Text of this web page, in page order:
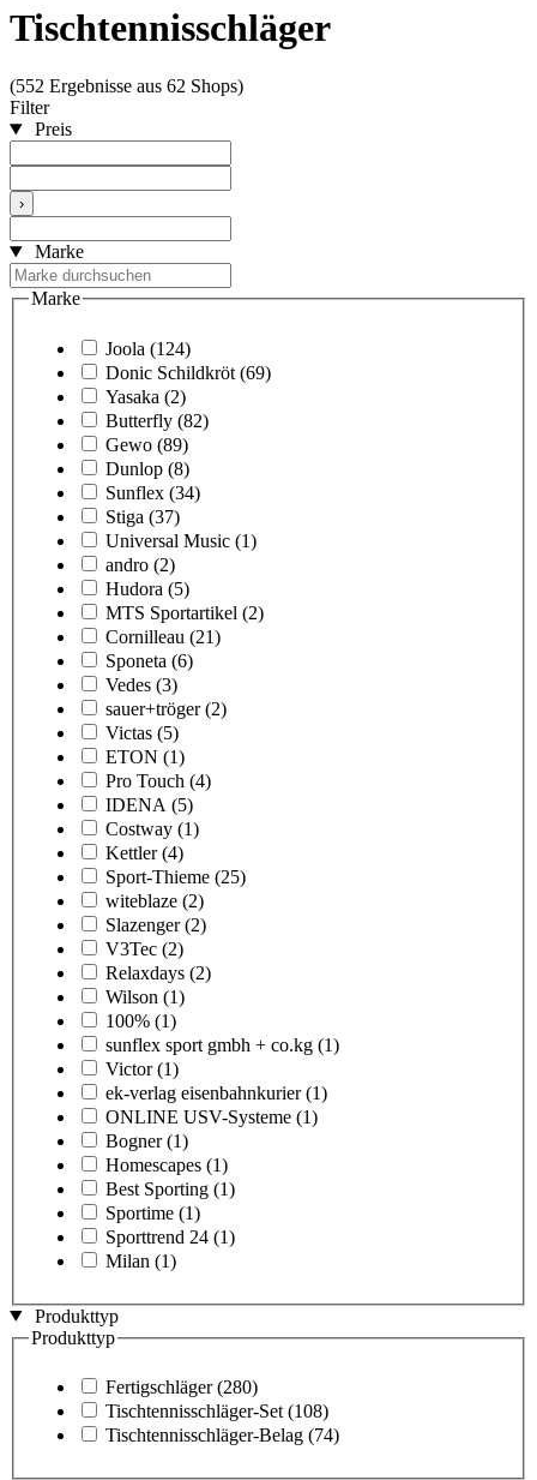
Tischtennisschläger
(552 Ergebnisse aus 62 Shops)
Filter
Preis
›
Marke
Marke
Joola (124)
Donic Schildkröt (69)
Yasaka (2)
Butterfly (82)
Gewo (89)
Dunlop (8)
Sunflex (34)
Stiga (37)
Universal Music (1)
andro (2)
Hudora (5)
MTS Sportartikel (2)
Cornilleau (21)
Sponeta (6)
Vedes (3)
sauer+tröger (2)
Victas (5)
ETON (1)
Pro Touch (4)
IDENA (5)
Costway (1)
Kettler (4)
Sport-Thieme (25)
witeblaze (2)
Slazenger (2)
V3Tec (2)
Relaxdays (2)
Wilson (1)
100% (1)
sunflex sport gmbh + co.kg (1)
Victor (1)
ek-verlag eisenbahnkurier (1)
ONLINE USV-Systeme (1)
Bogner (1)
Homescapes (1)
Best Sporting (1)
Sportime (1)
Sporttrend 24 (1)
Milan (1)
Produkttyp
Produkttyp
Fertigschläger (280)
Tischtennisschläger-Set (108)
Tischtennisschläger-Belag (74)